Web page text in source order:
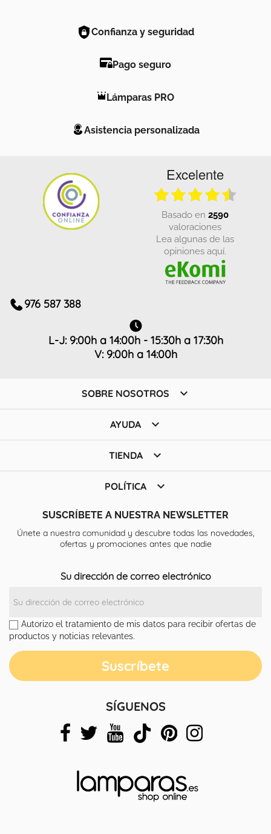
Confianza y seguridad
Pago seguro
Lámparas PRO
Asistencia personalizada
Excelente
basado en 2590
valoraciones
Lea algunas de las
opiniones aquí.
976 587 388
L-J: 9:00h a 14:00h - 15:30h a 17:30h
V: 9:00h a 14:00h
SOBRE NOSOTROS 
AYUDA 
TIENDA 
POLÍTICA 
SUSCRÍBETE A NUESTRA NEWSLETTER
Únete a nuestra comunidad y descubre todas las novedades,
ofertas y promociones antes que nadie
Su dirección de correo electrónico
Autorizo el tratamiento de mis datos para recibir ofertas de
productos y noticias relevantes.
SÍGUENOS